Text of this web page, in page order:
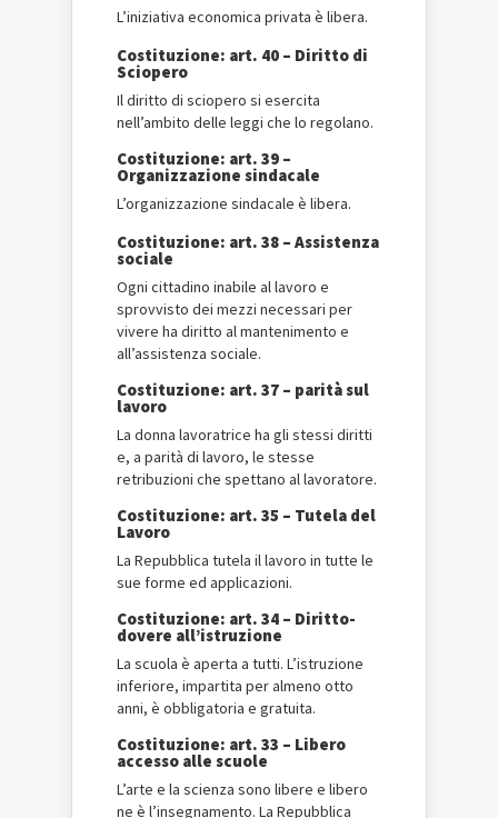
L’iniziativa economica privata è libera.
Costituzione: art. 40 – Diritto di
Sciopero
Il diritto di sciopero si esercita
nell’ambito delle leggi che lo regolano.
Costituzione: art. 39 –
Organizzazione sindacale
L’organizzazione sindacale è libera.
Costituzione: art. 38 – Assistenza
sociale
Ogni cittadino inabile al lavoro e
sprovvisto dei mezzi necessari per
vivere ha diritto al mantenimento e
all’assistenza sociale.
Costituzione: art. 37 – parità sul
lavoro
La donna lavoratrice ha gli stessi diritti
e, a parità di lavoro, le stesse
retribuzioni che spettano al lavoratore.
Costituzione: art. 35 – Tutela del
Lavoro
La Repubblica tutela il lavoro in tutte le
sue forme ed applicazioni.
Costituzione: art. 34 – Diritto-
dovere all’istruzione
La scuola è aperta a tutti. L’istruzione
inferiore, impartita per almeno otto
anni, è obbligatoria e gratuita.
Costituzione: art. 33 – Libero
accesso alle scuole
L’arte e la scienza sono libere e libero
ne è l’insegnamento. La Repubblica